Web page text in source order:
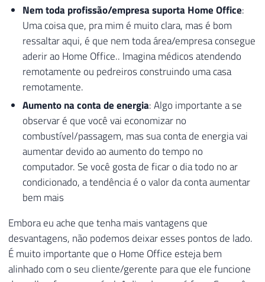
Nem toda profissão/empresa suporta Home Office:
Uma coisa que, pra mim é muito clara, mas é bom
ressaltar aqui, é que nem toda área/empresa consegue
aderir ao Home Office.. Imagina médicos atendendo
remotamente ou pedreiros construindo uma casa
remotamente.
Aumento na conta de energia: Algo importante a se
observar é que você vai economizar no
combustível/passagem, mas sua conta de energia vai
aumentar devido ao aumento do tempo no
computador. Se você gosta de ficar o dia todo no ar
condicionado, a tendência é o valor da conta aumentar
bem mais
Embora eu ache que tenha mais vantagens que
desvantagens, não podemos deixar esses pontos de lado.
É muito importante que o Home Office esteja bem
alinhado com o seu cliente/gerente para que ele funcione